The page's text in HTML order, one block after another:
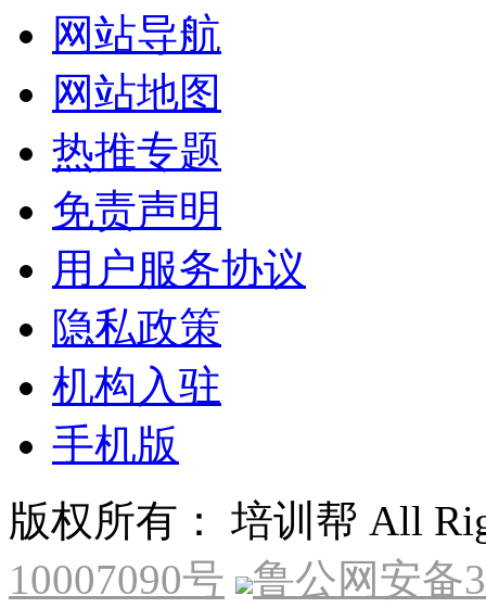
网站导航
网站地图
热推专题
免责声明
用户服务协议
隐私政策
机构入驻
手机版
版权所有： 培训帮 All
10007090号
鲁公网安备